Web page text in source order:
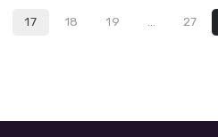
17 18 19 … 27